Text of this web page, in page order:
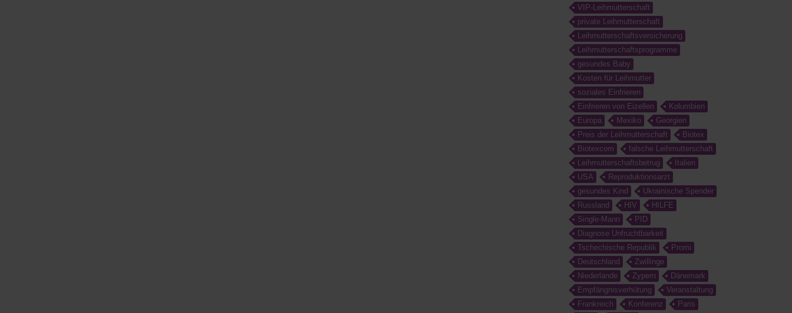
VIP-Leihmutterschaft
private Leihmutterschaft
Leihmutterschaftsversicherung
Leihmutterschaftsprogramme
gesundes Baby
Kosten für Leihmutter
soziales Einfrieren
Einfrieren von Eizellen
Kolumbien
Europa
Mexiko
Georgien
Preis der Leihmutterschaft
Biotex
Biotexcom
falsche Leihmutterschaft
Leihmutterschaftsbetrug
Italien
USA
Reproduktionsarzt
gesundes Kind
Ukrainische Spender
Russland
HIV
HILFE
Single-Mann
PID
Diagnose Unfruchtbarkeit
Tschechische Republik
Promi
Deutschland
Zwillinge
Niederlande
Zypern
Dänemark
Empfängnisverhütung
Veranstaltung
Frankreich
Konferenz
Paris